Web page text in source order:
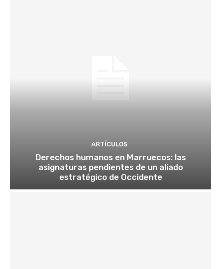
ARTÍCULOS
Derechos humanos en Marruecos: las
asignaturas pendientes de un aliado
estratégico de Occidente